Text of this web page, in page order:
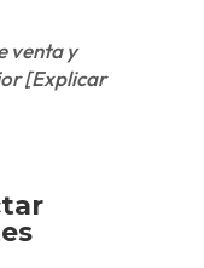
venta y
[Explicar